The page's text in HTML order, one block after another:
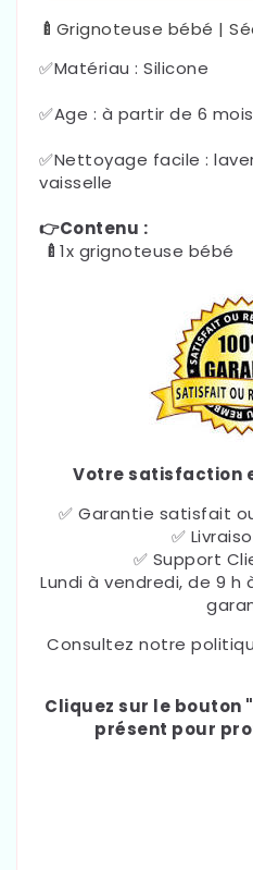
🍼 Grignoteuse bébé |
✅Matériau : Silicone
✅Age : à partir de 6 mois
✅Nettoyage facile :
vaisselle
👉Contenu :
🍼 1x grignoteuse bébé
Votre satisfaction
✅ Garantie satisfait
✅
✅ Support
Lundi à vendredi, de 9 h
Consultez notre
Cliquez sur le bouton "
présent pour